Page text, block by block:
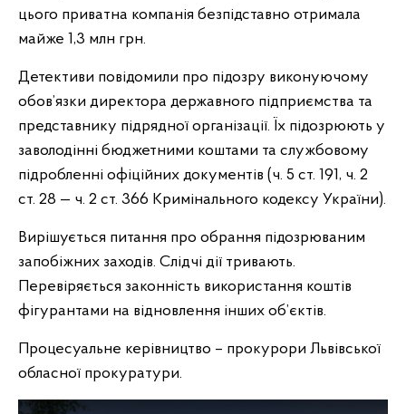
цього приватна компанія безпідставно отримала
майже 1,3 млн грн.
Детективи повідомили про підозру виконуючому
обов’язки директора державного підприємства та
представнику підрядної організації. Їх підозрюють у
заволодінні бюджетними коштами та службовому
підробленні офіційних документів (ч. 5 ст. 191, ч. 2
ст. 28 — ч. 2 ст. 366 Кримінального кодексу України).
Вирішується питання про обрання підозрюваним
запобіжних заходів. Слідчі дії тривають.
Перевіряється законність використання коштів
фігурантами на відновлення інших об’єктів.
Процесуальне керівництво – прокурори Львівської
обласної прокуратури.